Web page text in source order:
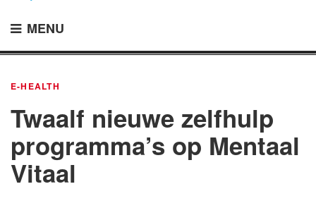
MENU
E-HEALTH
Twaalf nieuwe zelfhulp
programma’s op Mentaal
Vitaal